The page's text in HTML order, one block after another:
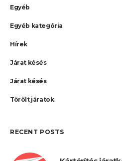
Egyéb
Egyéb kategória
Hírek
Járat késés
Járat késés
Törölt járatok
RECENT POSTS